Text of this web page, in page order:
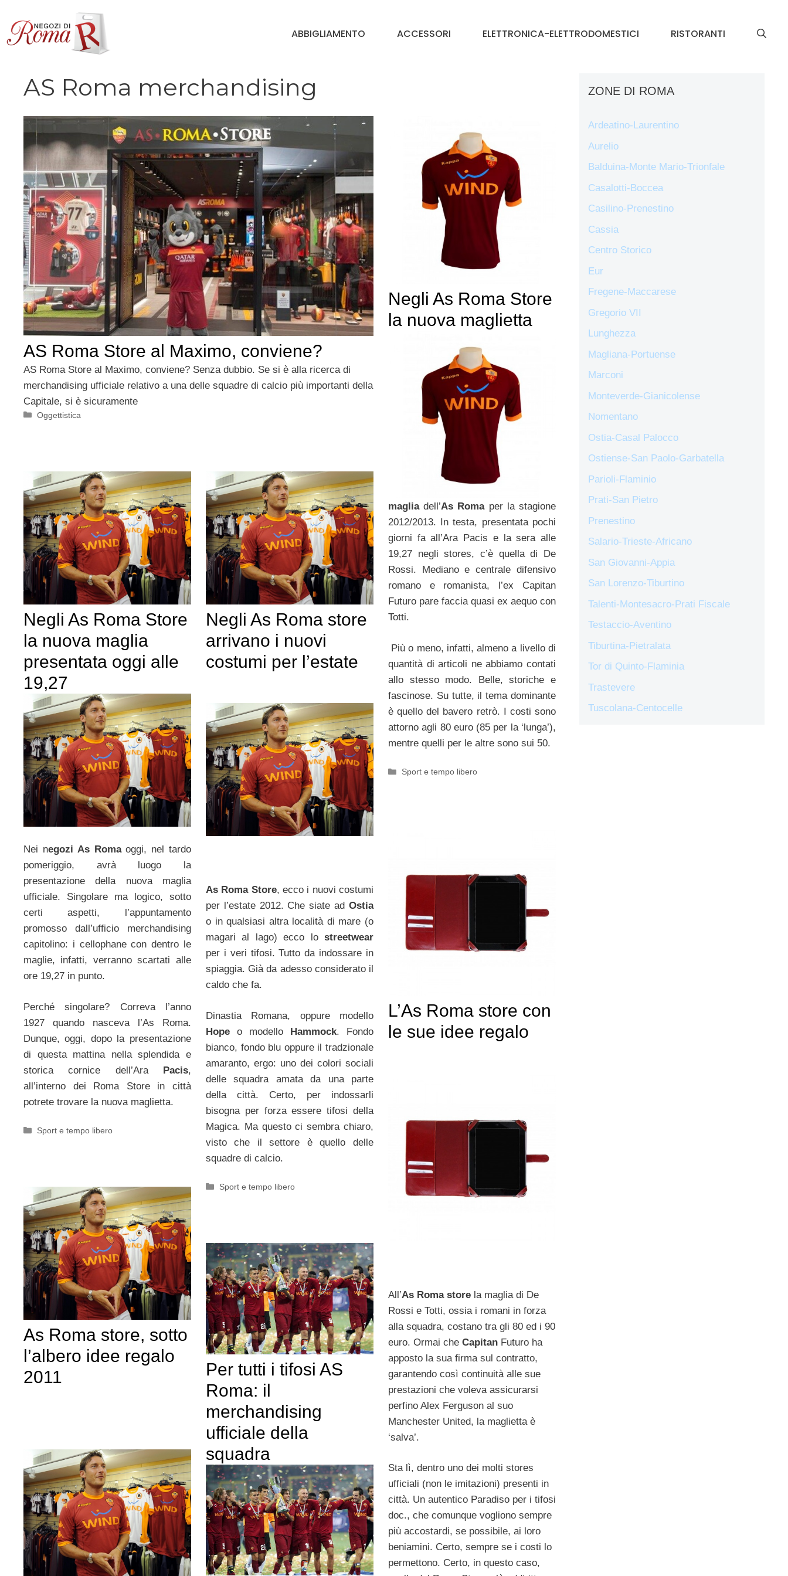
contenuto
ABBIGLIAMENTO ACCESSORI ELETTRONICA-ELETTRODOMESTICI RISTORANTI
AS Roma merchandising
AS Roma Store al Maximo, conviene?
AS Roma Store al Maximo, conviene? Senza dubbio. Se si è alla ricerca di
merchandising ufficiale relativo a una delle squadre di calcio più importanti della
Capitale, si è sicuramente
Categorie
Oggettistica
Negli As Roma Store
la nuova maglietta
magliadell’As Romaper la stagione
2012/2013. In testa, presentata pochi
giorni fa all’Ara Pacis e la sera alle
19,27 negli stores, c’è quella di De
Rossi. Mediano e centrale difensivo
romano e romanista, l’ex Capitan
Futuro pare faccia quasi ex aequo con
Totti.
Più o meno, infatti, almeno a livello di
quantità di articoli ne abbiamo contati
allo stesso modo. Belle, storiche e
fascinose. Su tutte, il tema dominante
è quello del bavero retrò. I costi sono
attorno agli 80 euro (85 per la ‘lunga’),
mentre quelli per le altre sono sui 50.
Categorie
Sport e tempo libero
Negli As Roma Store
la nuova maglia
presentata oggi alle
19,27
Nei negozi As Romaoggi, nel tardo
pomeriggio, avrà luogo la
presentazione della nuova maglia
ufficiale. Singolare ma logico, sotto
certi aspetti, l’appuntamento
promosso dall’ufficio merchandising
capitolino: i cellophane con dentro le
maglie, infatti, verranno scartati alle
ore 19,27 in punto.
Perché singolare? Correva l’anno
1927 quando nasceva l’As Roma.
Dunque, oggi, dopo la presentazione
di questa mattina nella splendida e
storica cornice dell’Ara Pacis,
all’interno dei Roma Store in città
potrete trovare la nuova maglietta.
Categorie
Sport e tempo libero
Negli As Roma store
arrivano i nuovi
costumi per l’estate
As Roma Store, ecco i nuovi costumi
per l’estate 2012. Che siate ad Ostia
o in qualsiasi altra località di mare (o
magari al lago) ecco lo streetwear
per i veri tifosi. Tutto da indossare in
spiaggia. Già da adesso considerato il
caldo che fa.
Dinastia Romana, oppure modello
Hopeo modello Hammock. Fondo
bianco, fondo blu oppure il tradzionale
amaranto, ergo: uno dei colori sociali
delle squadra amata da una parte
della città. Certo, per indossarli
bisogna per forza essere tifosi della
Magica. Ma questo ci sembra chiaro,
visto che il settore è quello delle
squadre di calcio.
Categorie
Sport e tempo libero
L’As Roma store con
le sue idee regalo
All’As Roma storela maglia di De
Rossi e Totti, ossia i romani in forza
alla squadra, costano tra gli 80 ed i 90
euro. Ormai che CapitanFuturo ha
apposto la sua firma sul contratto,
garantendo così continuità alle sue
prestazioni che voleva assicurarsi
perfino Alex Ferguson al suo
Manchester United, la maglietta è
‘salva’.
Sta lì, dentro uno dei molti stores
ufficiali (non le imitazioni) presenti in
città. Un autentico Paradiso per i tifosi
doc., che comunque vogliono sempre
più accostardi, se possibile, ai loro
beniamini. Certo, sempre se i costi lo
permettono. Certo, in questo caso,
As Roma store, sotto
l’albero idee regalo
2011
Per tutti i tifosi AS
Roma: il
merchandising
ufficiale della
squadra
ZONE DI ROMA
Ardeatino-Laurentino
Aurelio
Balduina-Monte Mario-Trionfale
Casalotti-Boccea
Casilino-Prenestino
Cassia
Centro Storico
Eur
Fregene-Maccarese
Gregorio VII
Lunghezza
Magliana-Portuense
Marconi
Monteverde-Gianicolense
Nomentano
Ostia-Casal Palocco
Ostiense-San Paolo-Garbatella
Parioli-Flaminio
Prati-San Pietro
Prenestino
Salario-Trieste-Africano
San Giovanni-Appia
San Lorenzo-Tiburtino
Talenti-Montesacro-Prati Fiscale
Testaccio-Aventino
Tiburtina-Pietralata
Tor di Quinto-Flaminia
Trastevere
Tuscolana-Centocelle